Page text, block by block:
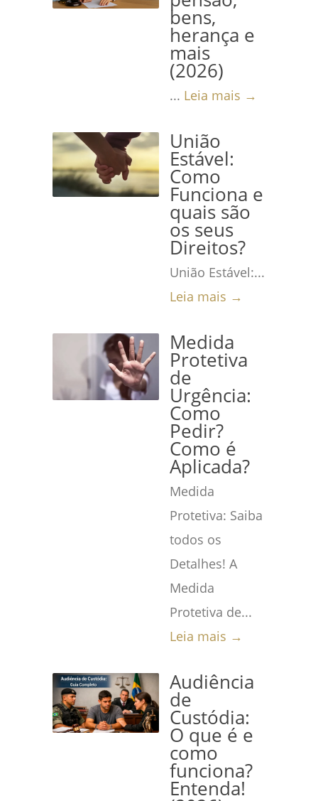
bens,
herança e
mais
(2026)
... Leia mais →
União
Estável:
Como
Funciona e
quais são
os seus
Direitos?
União Estável:...
Leia mais →
Medida
Protetiva
de
Urgência:
Como
Pedir?
Como é
Aplicada?
Medida
Protetiva: Saiba
todos os
Detalhes! A
Medida
Protetiva de...
Leia mais →
Audiência
de
Custódia:
O que é e
como
funciona?
Entenda!